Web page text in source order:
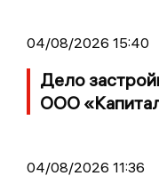
04/08/2026 15:40
Дело
ООО
04/08/2026 11:36